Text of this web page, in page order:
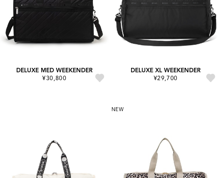
DELUXE MED WEEKENDER
¥30,800
DELUXE XL WEEKENDER
¥29,700
NEW